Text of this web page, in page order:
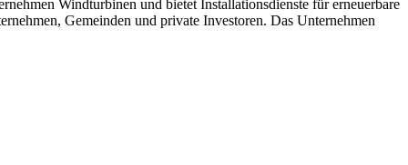
Windturbinen und bietet Installationsdienste für erneuerbare
Gemeinden und private Investoren. Das Unternehmen